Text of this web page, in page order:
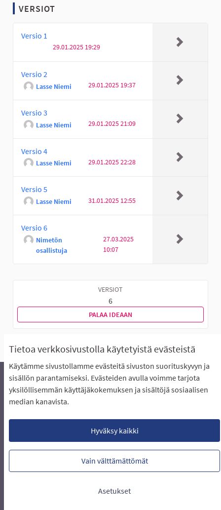
Tietoa verkkosivustolla käytetyistä evästeistä
Käytämme sivustollamme evästeitä sivuston suorituskyvyn ja
sisällön parantamiseksi. Evästeiden avulla voimme tarjota
yksilöllisemmän käyttäjäkokemuksen ja sisältöjä sosiaalisen
median kanavista.
Hyväksy kaikki
Vain välttämättömät
Asetukset
VERSIOT
Versio 1
29.01.2025 19:29
Versio 2
Lasse Niemi 29.01.2025 19:37
Versio 3
Lasse Niemi 29.01.2025 21:09
Versio 4
Lasse Niemi 29.01.2025 22:28
Versio 5
Lasse Niemi 31.01.2025 12:55
Versio 6
Nimetön
osallistuja
27.03.2025
10:07
VERSIOT
6
PALAA IDEAAN
Äänestyksen pikaohjeet
Usein kysytyt kysymykset
Näin äänestät Asukasbudjetissa
Lataa avoimet datatiedostot
Evästeasetukset
Verkkosivusto luotuvapaan ohjelmiston